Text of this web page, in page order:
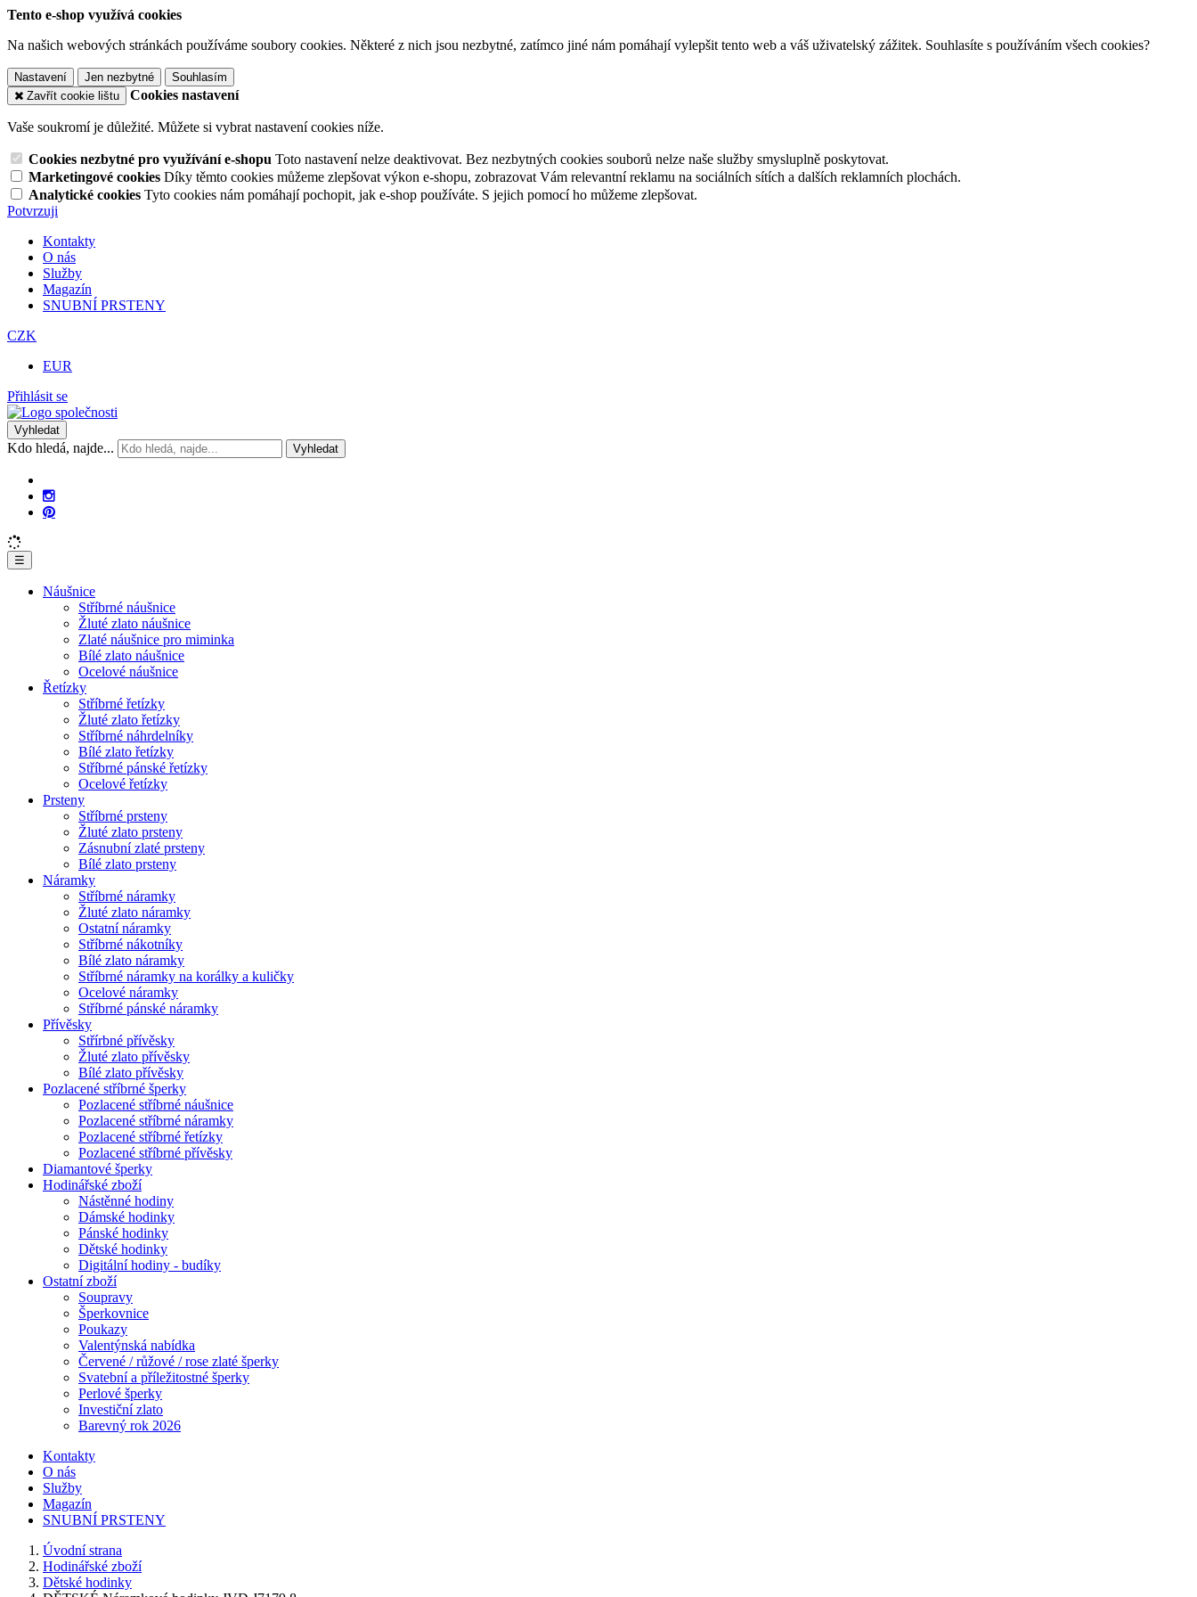
Tento e-shop využívá cookies
Na našich webových stránkách používáme soubory cookies. Některé z nich jsou nezbytné, zatímco jiné nám pomáhají vylepšit tento web a váš uživatelský zážitek. Souhlasíte s používáním všech cookies?
Nastavení Jen nezbytné
Souhlasím
Zavřít cookie lištu
Cookies nastavení
Vaše soukromí je důležité. Můžete si vybrat nastavení cookies níže.
Cookies nezbytné pro využívání e-shopu Toto nastavení nelze deaktivovat. Bez nezbytných cookies souborů nelze naše služby smysluplně poskytovat.
Marketingové cookies Díky těmto cookies můžeme zlepšovat výkon e-shopu, zobrazovat Vám relevantní reklamu na sociálních sítích a dalších reklamních plochách.
Analytické cookies Tyto cookies nám pomáhají pochopit, jak e-shop používáte. S jejich pomocí ho můžeme zlepšovat.
Potvrzuji
Kontakty
O nás
Služby
Magazín
SNUBNÍ PRSTENY
CZK
EUR
Přihlásit se
Vyhledat
Kdo hledá, najde... Vyhledat
☰
Náušnice
Stříbrné náušnice
Žluté zlato náušnice
Zlaté náušnice pro miminka
Bílé zlato náušnice
Ocelové náušnice
Řetízky
Stříbrné řetízky
Žluté zlato řetízky
Stříbrné náhrdelníky
Bílé zlato řetízky
Stříbrné pánské řetízky
Ocelové řetízky
Prsteny
Stříbrné prsteny
Žluté zlato prsteny
Zásnubní zlaté prsteny
Bílé zlato prsteny
Náramky
Stříbrné náramky
Žluté zlato náramky
Ostatní náramky
Stříbrné nákotníky
Bílé zlato náramky
Stříbrné náramky na korálky a kuličky
Ocelové náramky
Stříbrné pánské náramky
Přívěsky
Střírbné přívěsky
Žluté zlato přívěsky
Bílé zlato přívěsky
Pozlacené stříbrné šperky
Pozlacené stříbrné náušnice
Pozlacené stříbrné náramky
Pozlacené stříbrné řetízky
Pozlacené stříbrné přívěsky
Diamantové šperky
Hodinářské zboží
Nástěnné hodiny
Dámské hodinky
Pánské hodinky
Dětské hodinky
Digitální hodiny - budíky
Ostatní zboží
Soupravy
Šperkovnice
Poukazy
Valentýnská nabídka
Červené / růžové / rose zlaté šperky
Svatební a příležitostné šperky
Perlové šperky
Investiční zlato
Barevný rok 2026
Kontakty
O nás
Služby
Magazín
SNUBNÍ PRSTENY
Úvodní strana
Hodinářské zboží
Dětské hodinky